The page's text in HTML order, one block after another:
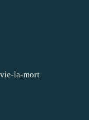
la-mort